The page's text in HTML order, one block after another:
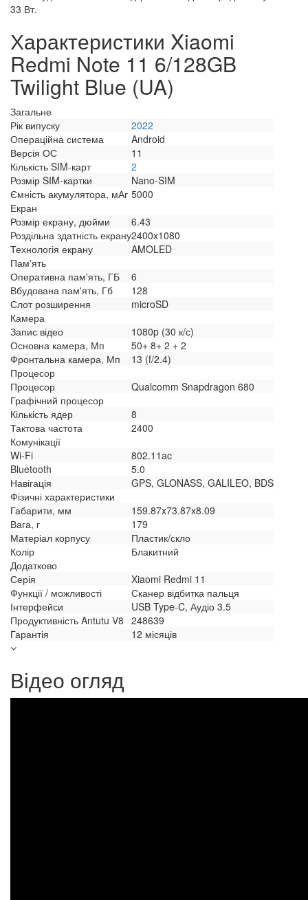
33 Вт.
Характеристики Xiaomi
Redmi Note 11 6/128GB
Twilight Blue (UA)
Загальне
Рік випуску
2022
Операційна система
Android
Версія ОС
11
Кількість SIM-карт
2
Розмір SIM-картки
Nano-SIM
Ємність акумулятора, мАг 5000
Екран
Розмір екрану, дюйми
6.43
Роздільна здатність екрану2400x1080
Технологія екрану
AMOLED
Пам'ять
Оперативна пам'ять, ГБ
6
Вбудована пам'ять, Гб
128
Слот розширення
microSD
Камера
Запис відео
1080p (30 к/с)
Основна камера, Мп
50+ 8+ 2 + 2
Фронтальна камера, Мп
13 (f/2.4)
Процесор
Процесор
Qualcomm Snapdragon 680
Графічний процесор
Кількість ядер
8
Тактова частота
2400
Комунікації
Wi-Fi
802.11ac
Bluetooth
5.0
Навігація
GPS, GLONASS, GALILEO, BDS
Фізичні характеристики
Габарити, мм
159.87x73.87x8.09
Вага, г
179
Матеріал корпусу
Пластик/скло
Колір
Блакитний
Додатково
Серія
Xiaomi Redmi 11
Функції / можливості
Сканер відбитка пальця
Інтерфейси
USB Type-C, Аудіо 3.5
Продуктивність Antutu V8 248639
Гарантія
12 місяців
Відео огляд